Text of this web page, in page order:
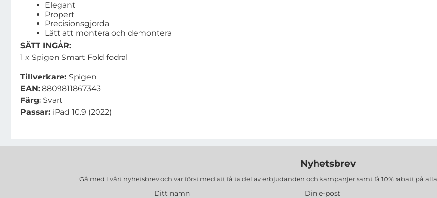
Elegant
Propert
Precisionsgjorda
Lätt att montera och demontera
SÄTT INGÅR:
1 x Spigen Smart Fold fodral
Tillverkare: Spigen
EAN: 8809811867343
Färg: Svart
Passar: iPad 10.9 (2022)
Nyhetsbrev
Gå med i vårt nyhetsbrev och var först med att få ta del av erbjudanden och kampanjer samt få 10% rabatt på alla
Ditt namn Din e-post